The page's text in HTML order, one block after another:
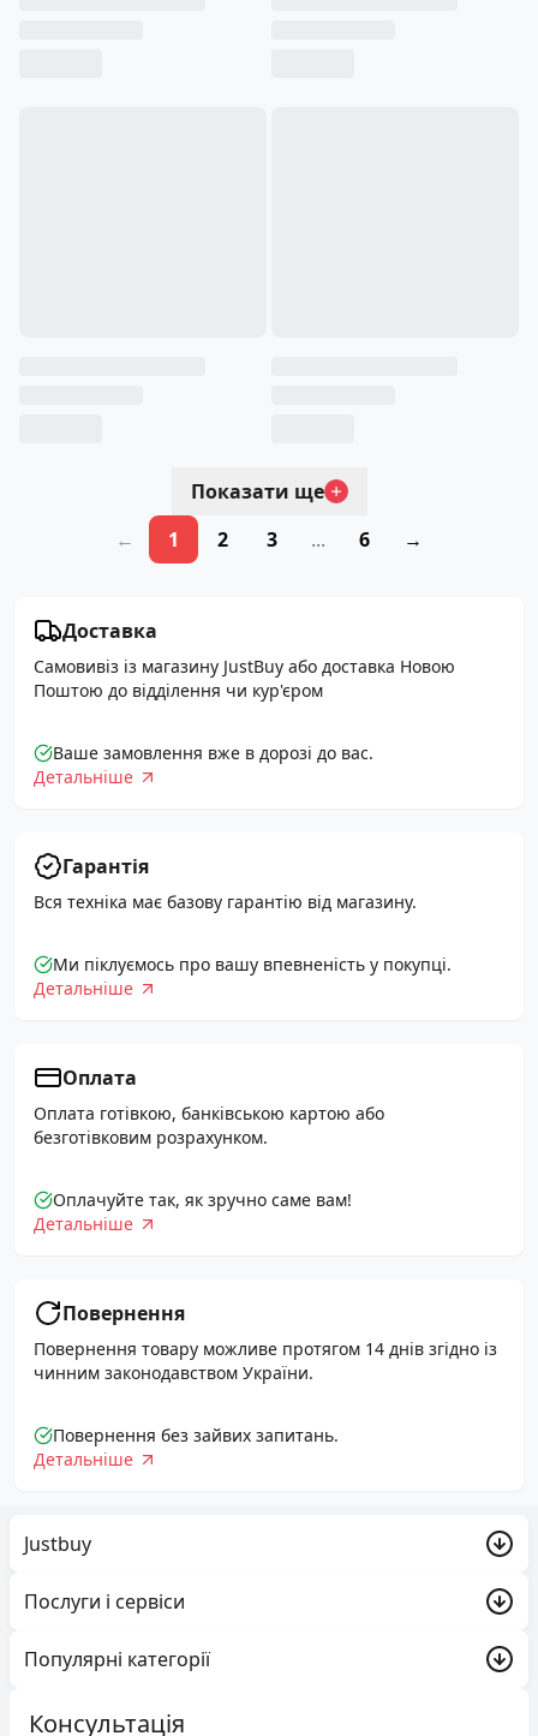
Показати ще
←
1 2 3 ... 6 →
Доставка
Самовивіз із магазину JustBuy або доставка Новою
Поштою до відділення чи кур'єром
Ваше замовлення вже в дорозі до вас.
Детальніше
Гарантія
Вся техніка має базову гарантію від магазину.
Ми піклуємось про вашу впевненість у покупці.
Детальніше
Оплата
Оплата готівкою, банківською картою або
безготівковим розрахунком.
Оплачуйте так, як зручно саме вам!
Детальніше
Повернення
Повернення товару можливе протягом 14 днів згідно із
чинним законодавством України.
Повернення без зайвих запитань.
Детальніше
Justbuy
Акції
Послуги і сервіси
Trade-in
Популярні категорії
Ігрові консолі та геймінг
Консультація